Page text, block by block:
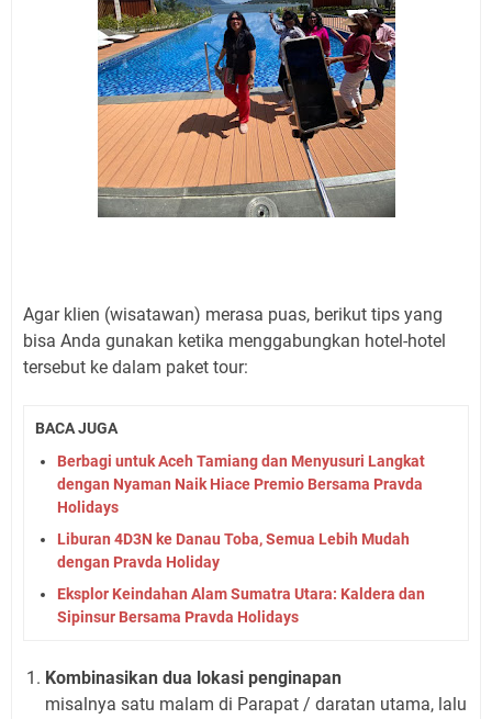
Agar klien (wisatawan) merasa puas, berikut tips yang
bisa Anda gunakan ketika menggabungkan hotel-hotel
tersebut ke dalam paket tour:
BACA JUGA
Berbagi untuk Aceh Tamiang dan Menyusuri Langkat
dengan Nyaman Naik Hiace Premio Bersama Pravda
Holidays
Liburan 4D3N ke Danau Toba, Semua Lebih Mudah
dengan Pravda Holiday
Eksplor Keindahan Alam Sumatra Utara: Kaldera dan
Sipinsur Bersama Pravda Holidays
Kombinasikan dua lokasi penginapan
misalnya satu malam di Parapat / daratan utama, lalu